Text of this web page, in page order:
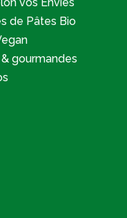
de Pâtes Bio
gourmandes